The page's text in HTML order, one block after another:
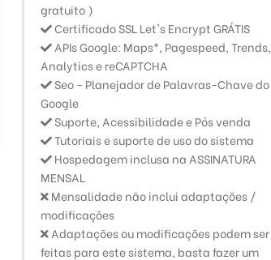
gratuito )
Certificado SSL Let's Encrypt GRÁTIS
APIs Google: Maps*, Pagespeed, Trends,
Analytics e reCAPTCHA
Seo - Planejador de Palavras-Chave do
Google
Suporte, Acessibilidade e Pós venda
Tutoriais e suporte de uso do sistema
Hospedagem inclusa na ASSINATURA
MENSAL
Mensalidade não inclui adaptações /
modificações
Adaptações ou modificações podem ser
feitas para este sistema, basta fazer um